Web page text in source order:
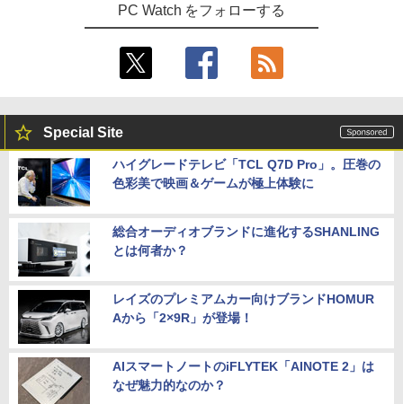
PC Watch をフォローする
Special Site
ハイグレードテレビ「TCL Q7D Pro」。圧巻の
色彩美で映画＆ゲームが極上体験に
総合オーディオブランドに進化するSHANLING
とは何者か？
レイズのプレミアムカー向けブランドHOMUR
Aから「2×9R」が登場！
AIスマートノートのiFLYTEK「AINOTE 2」は
なぜ魅力的なのか？